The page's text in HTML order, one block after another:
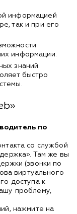
информацией
так и при его
информации.
знаний.
быстро
по
со службой
Там же вы
(звонки по
виртуального
доступа к
проблему,
нажмите на